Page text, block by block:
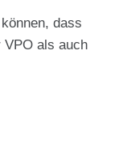
dass
VPO als auch